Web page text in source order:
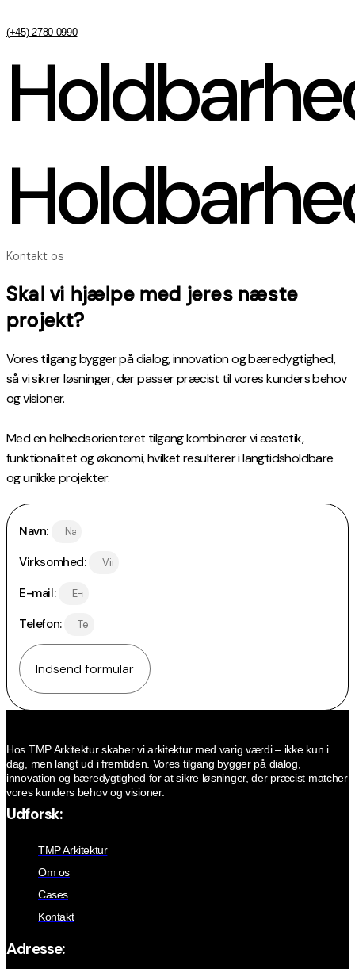
(+45) 2780 0990
Kontakt os
Skal vi hjælpe med jeres næste
projekt?
Vores tilgang bygger på dialog, innovation og bæredygtighed,
så vi sikrer løsninger, der passer præcist til vores kunders behov
og visioner.
Med en helhedsorienteret tilgang kombinerer vi æstetik,
funktionalitet og økonomi, hvilket resulterer i langtidsholdbare
og unikke projekter.
Navn:
Virksomhed:
E-mail:
Telefon:
Indsend formular
Hos TMP Arkitektur skaber vi arkitektur med varig værdi – ikke kun i
dag, men langt ud i fremtiden. Vores tilgang bygger på dialog,
innovation og bæredygtighed for at sikre løsninger, der præcist matcher
vores kunders behov og visioner.
Udforsk:
TMP Arkitektur
Om os
Cases
Kontakt
Adresse: